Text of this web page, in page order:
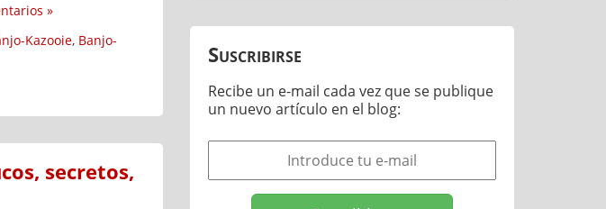
»
Kazooie, Banjo-
secretos,
Suscribirse
Recibe un e-mail cada vez que se publique
un nuevo artículo en el blog: